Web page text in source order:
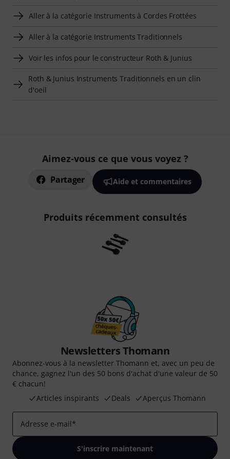
Aller à la catégorie Instruments à Cordes Frottées
Aller à la catégorie Instruments Traditionnels
Voir les infos pour le constructeur Roth & Junius
Roth & Junius Instruments Traditionnels en un clin
d'oeil
Aimez-vous ce que vous voyez ?
Partager Aide et commentaires
Produits récemment consultés
Newsletters Thomann
Abonnez-vous à la newsletter Thomann et, avec un peu de
chance, gagnez l'un des 50 bons d'achat d'une valeur de 50
€ chacun!
Articles inspirants
Deals Aperçus Thomann
Adresse e-mail*
S'inscrire maintenant